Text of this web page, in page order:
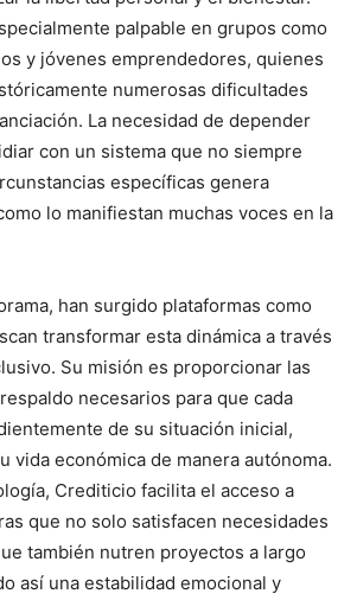
palpable en grupos como
y jóvenes emprendedores, quienes
numerosas dificultades
La necesidad de depender
con un sistema que no siempre
específicas genera
lo manifiestan muchas voces en la
han surgido plataformas como
transformar esta dinámica a través
Su misión es proporcionar las
necesarios para que cada
de su situación inicial,
vida económica de manera autónoma.
Crediticio facilita el acceso a
que no solo satisfacen necesidades
también nutren proyectos a largo
así una estabilidad emocional y